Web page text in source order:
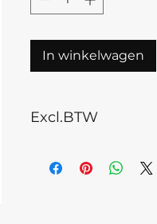
In winkelwagen
Excl.BTW